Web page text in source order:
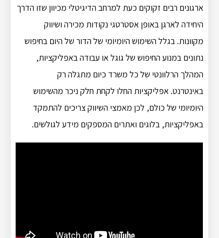
ארגונים רבים זקוקים כעת למרחב הדיגיטלי מכיוון שזו הדרך
היחידה לארגן באופן אסטרטגי נקודות מכירה ושיווק
מקוונות. בגלל השימוש היומיומי של הדור של היום בחיפוש
נתונים במנוע החיפוש של גוגל או עבודה באפליקציות,
המהלך הרלוונטי של כל משרד כיום מתגלה רק
באינטרנט. אפליקציות החלו לקחת חלק ניכר מהשימוש
היומיומי של כולם, לכן מאמצי השיווק צריכים להתמקד
באפליקציות, בלוגים ואתרים המספקים מידע לגולשים.